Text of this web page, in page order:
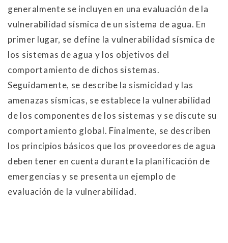
generalmente se incluyen en una evaluación de la
vulnerabilidad sísmica de un sistema de agua. En
primer lugar, se define la vulnerabilidad sísmica de
los sistemas de agua y los objetivos del
comportamiento de dichos sistemas.
Seguidamente, se describe la sismicidad y las
amenazas sísmicas, se establece la vulnerabilidad
de los componentes de los sistemas y se discute su
comportamiento global. Finalmente, se describen
los principios básicos que los proveedores de agua
deben tener en cuenta durante la planificación de
emergencias y se presenta un ejemplo de
evaluación de la vulnerabilidad.